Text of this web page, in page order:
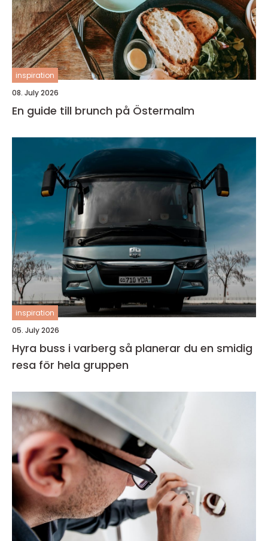
inspiration
08. July 2026
En guide till brunch på Östermalm
inspiration
05. July 2026
Hyra buss i varberg så planerar du en smidig
resa för hela gruppen